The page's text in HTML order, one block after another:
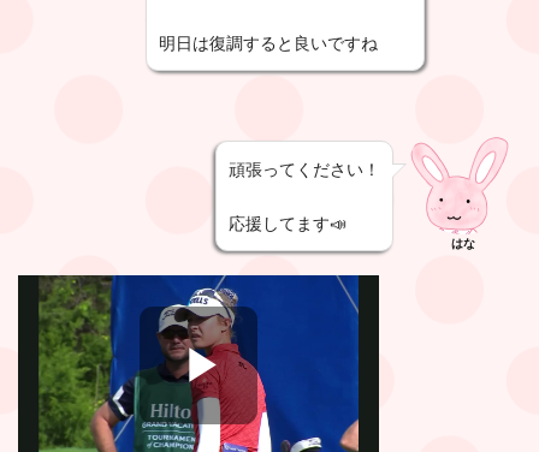
明日は復調すると良いですね
頑張ってください！
応援してます📣
はな